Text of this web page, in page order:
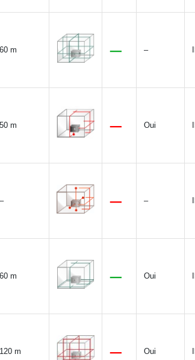
60 m –
50 m Oui
– –
60 m Oui
120 m Oui